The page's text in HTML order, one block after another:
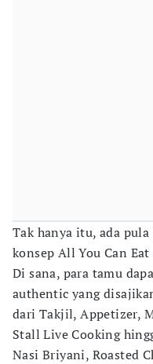
Tak hanya itu, ada pula
konsep All You Can
Di sana, para tamu
authentic yang
dari Takjil, Appetizer,
Stall Live Cooking
Nasi Briyani, Roasted